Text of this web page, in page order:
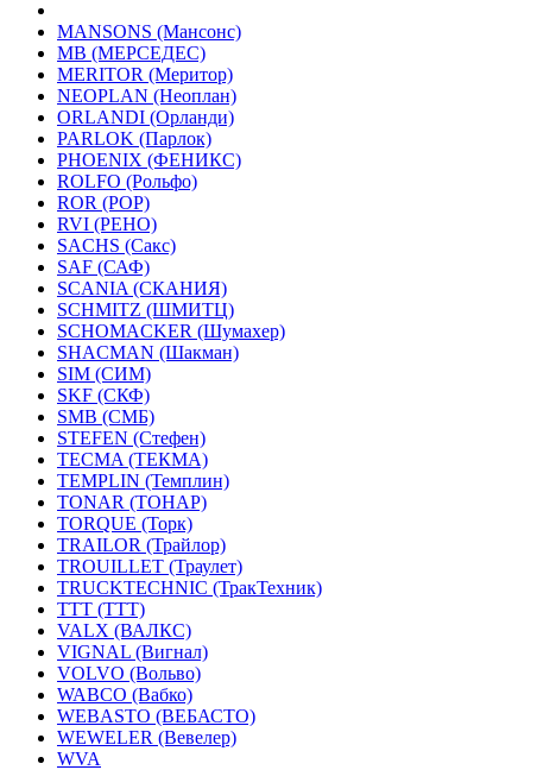
MANSONS (Мансонс)
MB (МЕРСЕДЕС)
MERITOR (Меритор)
NEOPLAN (Неоплан)
ORLANDI (Орланди)
PARLOK (Парлок)
PHOENIX (ФЕНИКС)
ROLFO (Рольфо)
ROR (РОР)
RVI (РЕНО)
SACHS (Сакс)
SAF (САФ)
SCANIA (СКАНИЯ)
SCHMITZ (ШМИТЦ)
SCHOMACKER (Шумахер)
SHACMAN (Шакман)
SIM (СИМ)
SKF (СКФ)
SMB (СМБ)
STEFEN (Стефен)
TECMA (ТЕКМА)
TEMPLIN (Темплин)
TONAR (ТОНАР)
TORQUE (Торк)
TRAILOR (Трайлор)
TROUILLET (Траулет)
TRUCKTECHNIC (ТракТехник)
TTT (ТТТ)
VALX (ВАЛКС)
VIGNAL (Вигнал)
VOLVO (Вольво)
WABCO (Вабко)
WEBASTO (ВЕБАСТО)
WEWELER (Вевелер)
WVA